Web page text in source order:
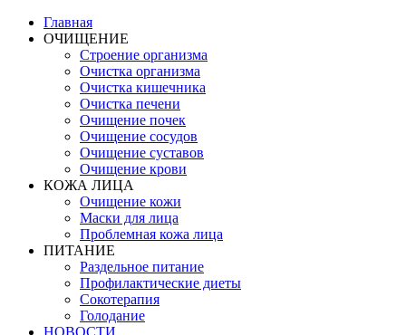
Главная
ОЧИЩЕНИЕ
Строение организма
Очистка организма
Очистка кишечника
Очистка печени
Очищение почек
Очищение сосудов
Очищение суставов
Очищение крови
КОЖА ЛИЦА
Очищение кожи
Маски для лица
Проблемная кожа лица
ПИТАНИЕ
Раздельное питание
Профилактические диеты
Сокотерапия
Голодание
НОВОСТИ